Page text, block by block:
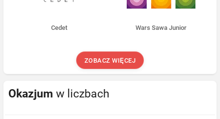
Cedet Wars Sawa Junior
ZOBACZ WIĘCEJ
Okazjum w liczbach